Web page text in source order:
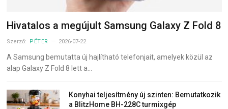
Hivatalos a megújult Samsung Galaxy Z Fold 8
Szerző: PÉTER 2026-07-22
A Samsung bemutatta új hajlítható telefonjait, amelyek közül az
alap Galaxy Z Fold 8 lett a…
Konyhai teljesítmény új szinten: Bemutatkozik
a BlitzHome BH-228C turmixgép